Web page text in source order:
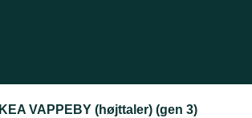
IKEA VAPPEBY (højttaler) (gen 3)